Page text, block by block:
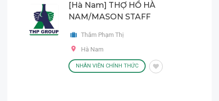
[Hà Nam] THỢ HỒ HÀ
NAM/MASON STAFF
Thắm Phạm Thị
Hà Nam
NHÂN VIÊN CHÍNH THỨC